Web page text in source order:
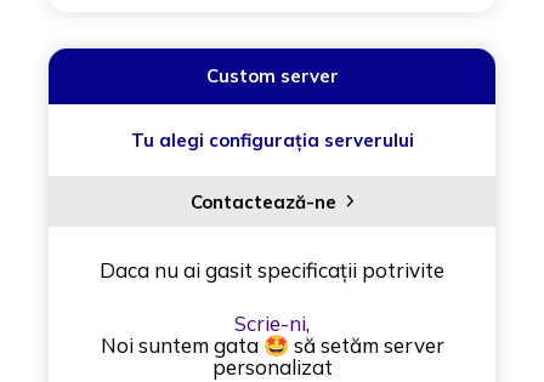
Custom server
Tu alegi configurația serverului
Contactează-ne
Daca nu ai gasit specificații potrivite
Scrie-ni,
Noi suntem gata 🤩 să setăm server
personalizat